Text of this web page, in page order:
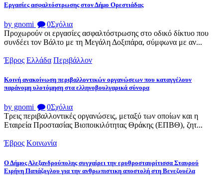
Εργασίες ασφαλτόστρωσης στον Δήμο Ορεστιάδας
by gnomi 0Σχόλια
Προχωρούν οι εργασίες ασφαλτόστρωσης στο οδικό δίκτυο που
συνδέει τον Βάλτο με τη Μεγάλη Δοξιπάρα, σύμφωνα με αν...
Έβρος Ελλάδα Περιβάλλον
Κοινή ανακοίνωση περιβαλλοντικών οργανώσεων που καταγγέλουν
παράνομη υλοτόμηση στα ελληνοβουλγαρικά σύνορα
by gnomi 0Σχόλια
Τρεις περιβαλλοντικές οργανώσεις, μεταξύ των οποίων και η
Εταιρεία Προστασίας Βιοποικιλότητας Θράκης (ΕΠΒΘ), ζητ...
Έβρος Κοινωνία
Ο Δήμος Αλεξανδρούπολης συγχαίρει την ερυθροσταυρίτισσα Σταυρού
Ειρήνη Παπάζογλου για την ανθρωπιστικη αποστολή στη Βενεζουέλα